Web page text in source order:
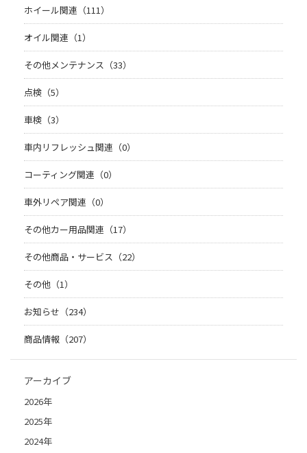
ホイール関連（111）
オイル関連（1）
その他メンテナンス（33）
点検（5）
車検（3）
車内リフレッシュ関連（0）
コーティング関連（0）
車外リペア関連（0）
その他カー用品関連（17）
その他商品・サービス（22）
その他（1）
お知らせ（234）
商品情報（207）
アーカイブ
2026年
2025年
2024年